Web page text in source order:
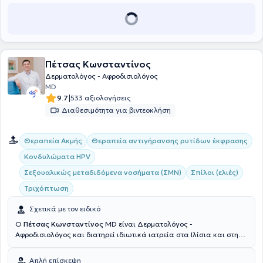
να εκτελεί με επιτυχία εφαρμογές υαλουρονικού οξέος,
βοτουλινικής τοξίνης, βιοαπορροφήσιμων νήματων και όλες τις
γνώσεις έχει στην ψωρίαση, την ακμή, την τριχόπτωση, και τον
έλεγχο σπίλων. Τέλος, αξίζει να αναφερθεί πως αποτελεί μέλος
ελληνικών και πολλών ευρωπαϊκών Ιατρικών Εταιρειών και
συμμετέχει ως ομιλήτρια και εκπαιδεύτρια σε πολλά
δερματολογικά συνέδρια.
Πέτσας Κωνσταντίνος
Δερματολόγος - Αφροδισιολόγος
MD
9.7|533 αξιολογήσεις
Διαθεσιμότητα για βιντεοκλήση
Θεραπεία Ακμής
Θεραπεία αντιγήρανσης ρυτίδων έκφρασης
Κονδυλώματα HPV
Σεξουαλικώς μεταδιδόμενα νοσήματα (ΣΜΝ)
Σπίλοι (ελιές)
Τριχόπτωση
Σχετικά με τον ειδικό
Ο Πέτσας Κωνσταντίνος MD είναι Δερματολόγος -
Αφροδισιολόγος και διατηρεί ιδιωτικά ιατρεία στα Ιλίσια και στην
στην δερματολογία - αφροδισιολογία στο Νοσοκομείο Αφροδίσιων
Απλή επίσκεψη